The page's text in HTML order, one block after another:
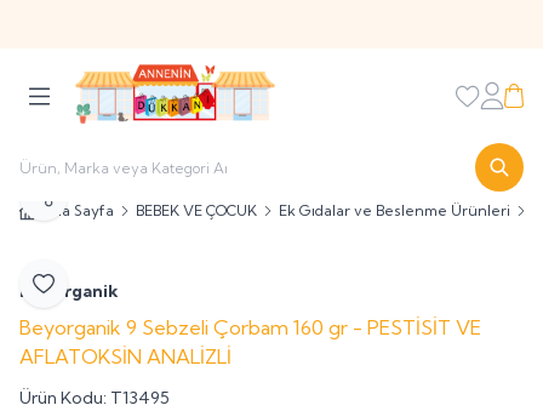
Favorilerim
Ana Sayfa BEBEK VE ÇOCUK Ek Gıdalar ve Beslenme Ürünleri
Favoriye Ekle
Paylaş
Beyorganik
Beyorganik 9 Sebzeli Çorbam 160 gr - PESTİSİT VE
AFLATOKSİN ANALİZLİ
Ürün Kodu: T13495